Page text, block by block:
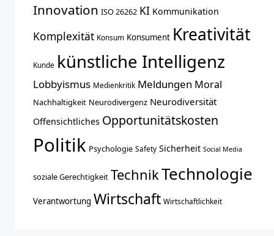
Innovation ISO 26262 KI Kommunikation
Komplexität Konsum Konsument Kreativität
Kunde künstliche Intelligenz
Lobbyismus Medienkritik Meldungen Moral
Nachhaltigkeit Neurodivergenz Neurodiversität
Offensichtliches Opportunitätskosten
Politik Psychologie Safety Sicherheit Social Media
soziale Gerechtigkeit TechnikTechnologie
Verantwortung Wirtschaft Wirtschaftlichkeit